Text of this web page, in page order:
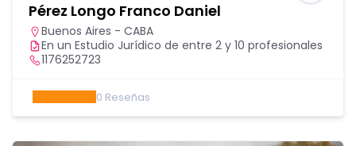
Pérez Longo Franco Daniel
Buenos Aires - CABA
En un Estudio Jurídico de entre 2 y 10 profesionales
1176252723
0 Reseñas